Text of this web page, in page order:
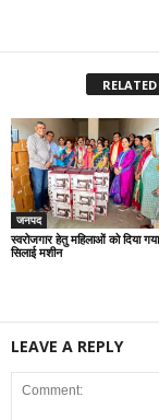
जनपद
स्वरोजगार हेतु महिलाओं को दिया गया
सिलाई मशीन
LEAVE A REPLY